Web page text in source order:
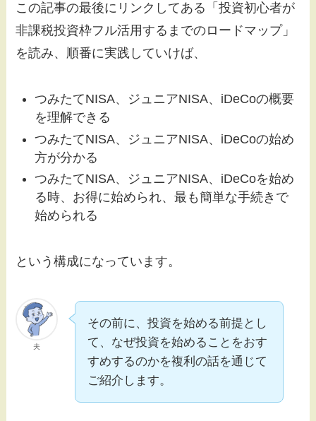
この記事の最後にリンクしてある「投資初心者が
非課税投資枠フル活用するまでのロードマップ」
を読み、順番に実践していけば、
つみたてNISA、ジュニアNISA、iDeCoの概要
を理解できる
つみたてNISA、ジュニアNISA、iDeCoの始め
方が分かる
つみたてNISA、ジュニアNISA、iDeCoを始め
る時、お得に始められ、最も簡単な手続きで
始められる
という構成になっています。
夫
その前に、投資を始める前提とし
て、なぜ投資を始めることをおす
すめするのかを複利の話を通じて
ご紹介します。